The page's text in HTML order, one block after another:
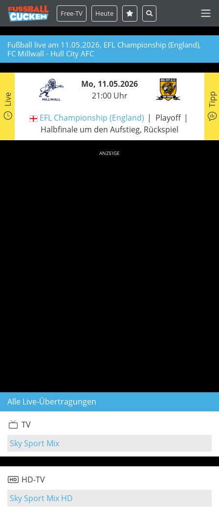
Free-TV Heute
Fußball live am 11.05.2026, EFL Championship (England),
FC Millwall - Hull City AFC
Live
Mo, 11.05.2026
21:00 Uhr
EFL Championship (England)
Playoff
Halbfinale um den Aufstieg, Rückspiel
Tipp
ANZEIGE
Alle Live-Übertragungen
TV
Sky Sport Mix
HD-TV
Sky Sport Mix HD